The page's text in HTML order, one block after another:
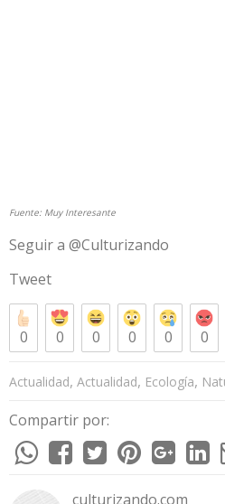
Fuente: Muy Interesante
Seguir a @Culturizando
Tweet
0 0 0 0 0 0
Actualidad, Actualidad, Ecología,
Compartir por:
culturizando.com